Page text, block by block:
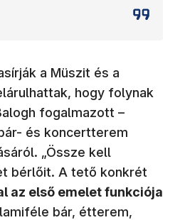
a Müszit és a
hogy folynak
fogalmazott –
és koncertterem
„Össze kell
bérlőit. A tető konkrét
az első emelet funkciója
bár, étterem,